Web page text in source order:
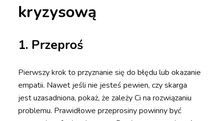
kryzysową
1. Przeproś
Pierwszy krok to przyznanie się do błędu lub okazanie
empatii. Nawet jeśli nie jesteś pewien, czy skarga
jest uzasadniona, pokaż, że zależy Ci na rozwiązaniu
problemu. Prawidłowe przeprosiny powinny być